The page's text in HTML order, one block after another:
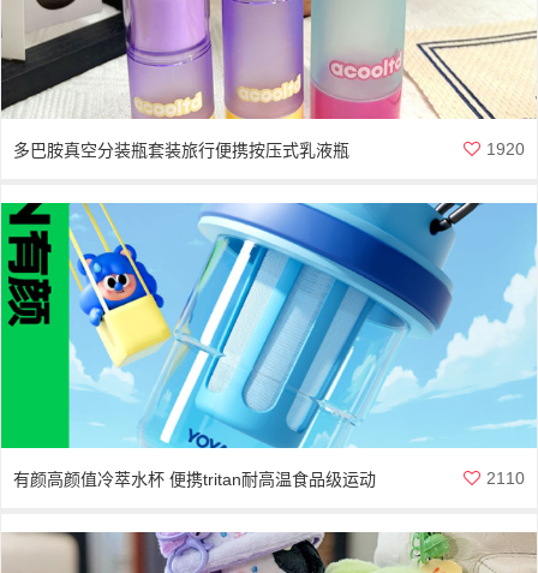
多巴胺真空分装瓶套装旅行便携按压式乳液瓶 1920
有颜高颜值冷萃水杯 便携tritan耐高温食品级运动 2110